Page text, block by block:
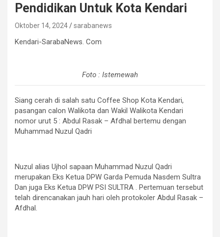
Pendidikan Untuk Kota Kendari
Oktober 14, 2024 sarabanews
Kendari-SarabaNews. Com
Foto : Istemewah
Siang cerah di salah satu Coffee Shop Kota Kendari,
pasangan calon Walikota dan Wakil Walikota Kendari
nomor urut 5 : Abdul Rasak – Afdhal bertemu dengan
Muhammad Nuzul Qadri
Nuzul alias Ujhol sapaan Muhammad Nuzul Qadri
merupakan Eks Ketua DPW Garda Pemuda Nasdem Sultra
Dan juga Eks Ketua DPW PSI SULTRA . Pertemuan tersebut
telah direncanakan jauh hari oleh protokoler Abdul Rasak –
Afdhal.